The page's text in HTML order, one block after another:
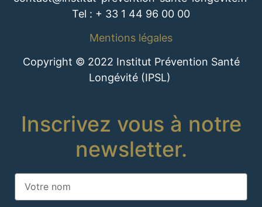
Tel : + 33 1 44 96 00 00
Mentions légales
Copyright © 2022 Institut Prévention Santé
Longévité (IPSL)
Inscrivez vous à notre
newsletter.